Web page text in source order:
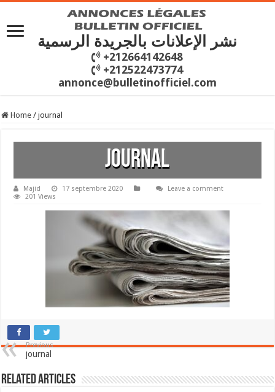
نشر الإعلانات بالجريدة الرسمية
+212664142648
+212522473774
annonce@bulletinofficiel.com
Home / journal
journal
Majid 17 septembre 2020
Leave a comment
201 Views
Previous
journal
Related Articles